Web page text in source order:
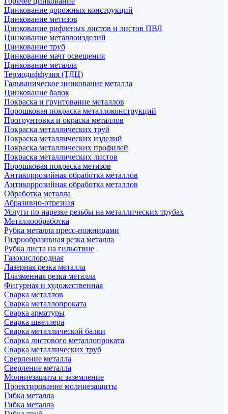
Цинкование дорожных конструкций
Цинкование метизов
Цинкование рифленых листов и листов ПВЛ
Цинкование металлоизделий
Цинкование труб
Цинкование мачт освещения
Цинкование металла
Термодиффузия (ТДЦ)
Гальваническое цинкование металла
Цинкование балок
Покраска и грунтование металлов
Порошковая покраска металлоконструкций
Прогрунтовка и окраска металлов
Покраска металлических труб
Покраска металлических изделий
Покраска металлических профилей
Покраска металлических листов
Порошковая покраска метизов
Антикоррозийная обработка металлов
Антикоррозийная обработка металлов
Обработка металла
Абразивно-отрезная
Услуги по нарезке резьбы на металлических трубах
Металлообработка
Рубка металла пресс-ножницами
Гидрообразивная резка металла
Рубка листа на гильотине
Газокислородная
Лазерная резка металла
Плазменная резка металла
Фигурная и художественная
Сварка металлов
Сварка металлопроката
Сварка арматуры
Сварка швеллера
Сварка металлической балки
Сварка листового металлопроката
Сварка металлических труб
Сверление металла
Сверление металла
Молниезащита и заземление
Проектирование молниезащиты
Гибка металла
Гибка металла